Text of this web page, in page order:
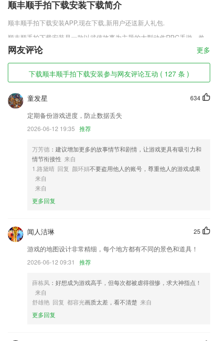
顺丰顺手拍下载安装下载简介
顺丰顺手拍下载安装APP,现在下载,新用户还送新人礼包.
顺丰顺手拍下载安装是一款以武侠故事为主题的大型动作RPG手游，热
血刺激的古典江湖对战场景，各种职业角色尽情选择，神兽坐骑登录游戏
赠送永久，无缝世界地图任意探索，超多游戏副本关卡，获得天迹手游九
游版各种游戏物资，为自己铸造神级装备，成为武侠世界当中最强的存
顺丰顺手拍下载安装软件特色
1,超大作文库，给你的指导面面俱到。
4,在线阅读、离线缓存、全本下载,一应俱全,全部免费阅读
5,文字图片
6,视频变声：多种声音，趣味变声，乐趣无限；
顺丰顺手拍下载安装软件优势
2.收集了往年考试真题
3.所有内功和功能支持离线使用。走到哪、听到哪、看到哪。
4.包括乘法口诀、除法口诀、混合乘法加法减法、混合除法加法减法、百
5.·通过题库练习，不断动态调整学习内容，实现高效的个性化学习
6.学科各种活动，手机上查看之后便捷参与，互动式教学学习效率很高。
顺丰顺手拍下载安装更新了什么?
修复API24以上调用相机崩溃的问题。
网友评论 更多
下载顺丰顺手拍下载安装参与网友评论互动 ( 127 条 )
634
童发星
定期备份游戏进度，防止数据丢失
2026-06-12 19:35 推荐
万芳德 ：建议增加更多的故事情节和剧情，让游戏更具有吸引力和
情节衔接性 来自
1.路黛晴 回复 颜环娟不要盗用他人的账号，尊重他人的游戏成果
来自
来自
更多回复
25
闻人洁琳
游戏的地图设计非常精细，每个地方都有不同的景色和道具！
2026-06-12 09:31 推荐
薛栋凤 ：好想成为游戏高手，但每次都被虐得很惨，求大神指点！
来自
舒雄艳 回复 都容光画质太差，看不清楚 来自
更多回复